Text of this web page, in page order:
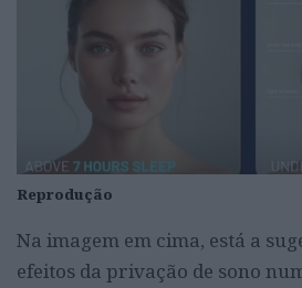
Reprodução
Na imagem em cima, está a
efeitos da privação de sono